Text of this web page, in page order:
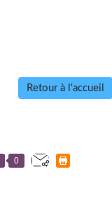
Retour à l'accueil
0